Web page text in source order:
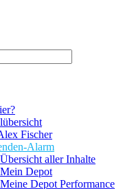
Fischer
Alarm
Übersicht aller Inhalte
Mein Depot
Meine Depot Performance